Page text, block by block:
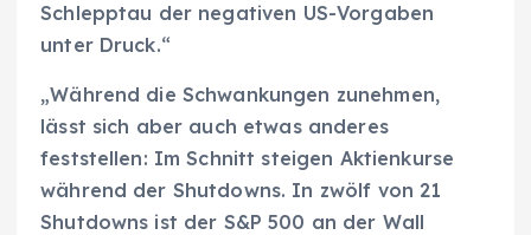
Schlepptau der negativen US-Vorgaben
unter Druck.“
„Während die Schwankungen zunehmen,
lässt sich aber auch etwas anderes
feststellen: Im Schnitt steigen Aktienkurse
während der Shutdowns. In zwölf von 21
Shutdowns ist der S&P 500 an der Wall